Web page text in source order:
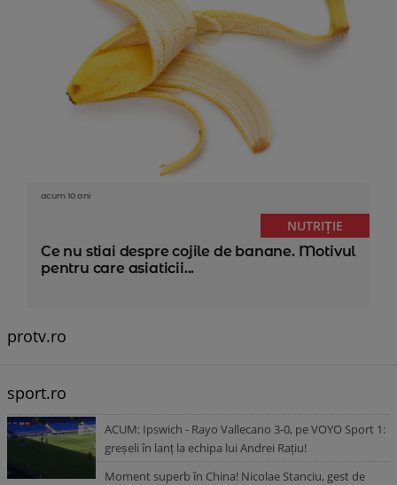
acum 10 ani
NUTRIȚIE
Ce nu stiai despre cojile de banane. Motivul
pentru care asiaticii...
protv.ro
sport.ro
ACUM: Ipswich - Rayo Vallecano 3-0, pe VOYO Sport 1:
greșeli în lanț la echipa lui Andrei Rațiu!
Moment superb în China! Nicolae Stanciu, gest de